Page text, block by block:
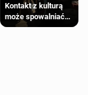
Kontakt z kulturą
może spowalniać
starzenie